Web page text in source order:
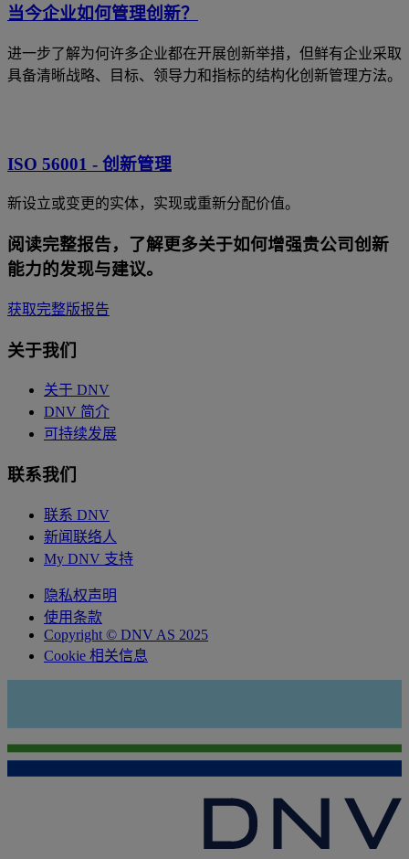
当今企业如何管理创新？
进一步了解为何许多企业都在开展创新举措，但鲜有企业采取
具备清晰战略、目标、领导力和指标的结构化创新管理方法。
ISO 56001 - 创新管理
新设立或变更的实体，实现或重新分配价值。
阅读完整报告，了解更多关于如何增强贵公司创新
能力的发现与建议。
获取完整版报告
关于我们
关于 DNV
DNV 简介
可持续发展
联系我们
联系 DNV
新闻联络人
My DNV 支持
隐私权声明
使用条款
Copyright © DNV AS 2025
Cookie 相关信息